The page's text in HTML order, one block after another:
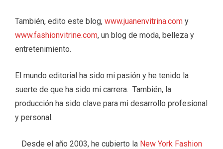
También, edito este blog, www.juanenvitrina.com y
www.fashionvitrine.com, un blog de moda, belleza y
entretenimiento.
El mundo editorial ha sido mi pasión y he tenido la
suerte de que ha sido mi carrera. También, la
producción ha sido clave para mi desarrollo profesional
y personal.
Desde el año 2003, he cubierto la New York Fashion